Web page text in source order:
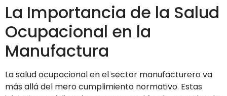
La Importancia de la Salud
Ocupacional en la
Manufactura
La salud ocupacional en el sector manufacturero va
más allá del mero cumplimiento normativo. Estas